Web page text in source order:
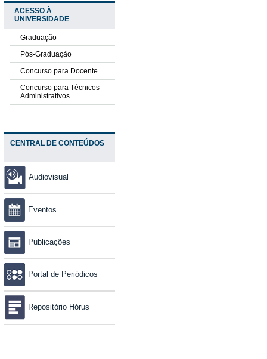
ACESSO À
UNIVERSIDADE
Graduação
Pós-Graduação
Concurso para Docente
Concurso para Técnicos-
Administrativos
CENTRAL DE CONTEÚDOS
Audiovisual
Eventos
Publicações
Portal de Periódicos
Repositório Hórus